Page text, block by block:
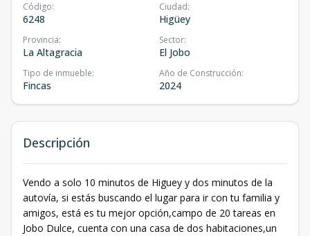
Código:
6248
Ciudad:
Higüey
Provincia:
La Altagracia
Sector:
El Jobo
Tipo de inmueble:
Fincas
Año de Construcción:
2024
Descripción
Vendo a solo 10 minutos de Higuey y dos minutos de la
autovía, si estás buscando el lugar para ir con tu familia y
amigos, está es tu mejor opción,campo de 20 tareas en
Jobo Dulce, cuenta con una casa de dos habitaciones,un